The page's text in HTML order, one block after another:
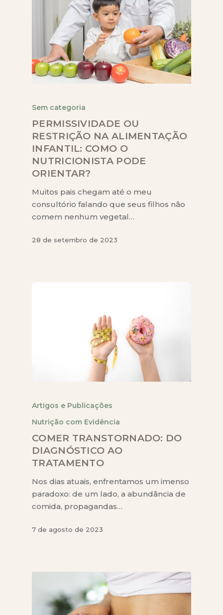
Sem categoria
PERMISSIVIDADE OU
RESTRIÇÃO NA ALIMENTAÇÃO
INFANTIL: COMO O
NUTRICIONISTA PODE
ORIENTAR?
Muitos pais chegam até o meu
consultório falando que seus filhos não
comem nenhum vegetal…
28 de setembro de 2023
Artigos e Publicações
Nutrição com Evidência
COMER TRANSTORNADO: DO
DIAGNÓSTICO AO
TRATAMENTO
Nos dias atuais, enfrentamos um imenso
paradoxo: de um lado, a abundância de
comida, propagandas…
7 de agosto de 2023